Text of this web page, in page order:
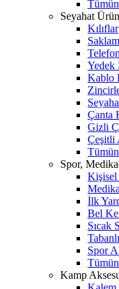
Seyahat
Kılıflar
Yedek
Kablo
Çanta
Gizli
Çeşitli
Spor,
Kişisel
İlk
Bel
Sıcak
Spor
Kamp